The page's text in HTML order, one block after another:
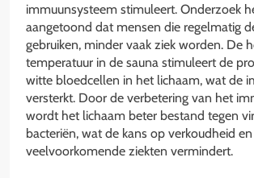
immuunsysteem stimuleert. Onderzoek
aangetoond dat mensen die regelmatig
gebruiken, minder vaak ziek worden. De
temperatuur in de sauna stimuleert de
witte bloedcellen in het lichaam, wat de
versterkt. Door de verbetering van het
wordt het lichaam beter bestand tegen
bacteriën, wat de kans op verkoudheid
veelvoorkomende ziekten vermindert.